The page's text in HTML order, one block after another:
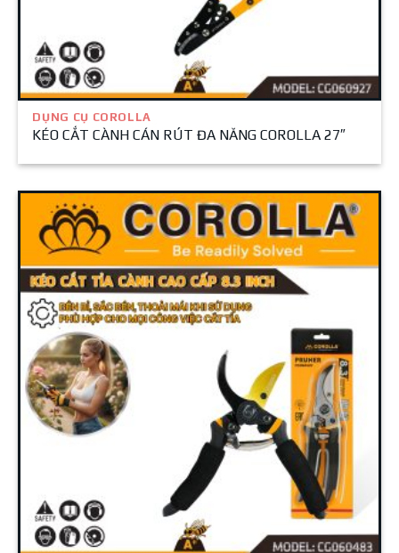
DỤNG CỤ COROLLA
KÉO CẮT CÀNH CÁN RÚT ĐA NĂNG COROLLA 27″